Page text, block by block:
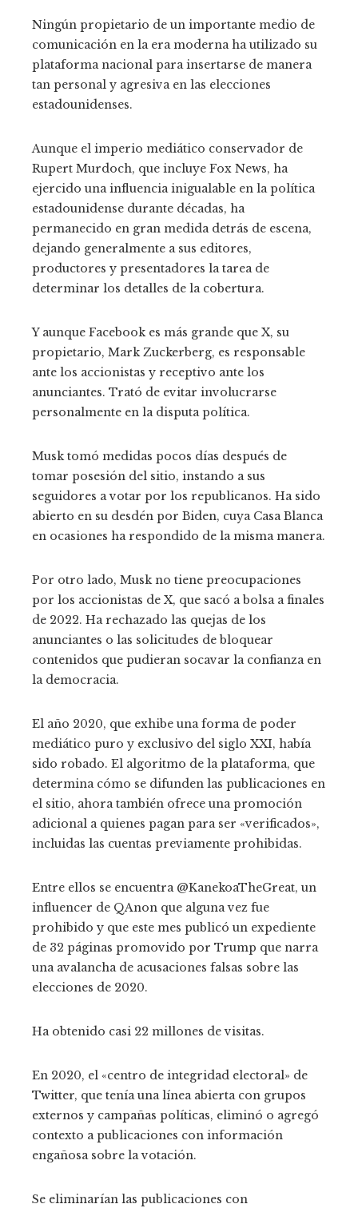
Ningún propietario de un importante medio de
comunicación en la era moderna ha utilizado su
plataforma nacional para insertarse de manera
tan personal y agresiva en las elecciones
estadounidenses.
Aunque el imperio mediático conservador de
Rupert Murdoch, que incluye Fox News, ha
ejercido una influencia inigualable en la política
estadounidense durante décadas, ha
permanecido en gran medida detrás de escena,
dejando generalmente a sus editores,
productores y presentadores la tarea de
determinar los detalles de la cobertura.
Y aunque Facebook es más grande que X, su
propietario, Mark Zuckerberg, es responsable
ante los accionistas y receptivo ante los
anunciantes. Trató de evitar involucrarse
personalmente en la disputa política.
Musk tomó medidas pocos días después de
tomar posesión del sitio, instando a sus
seguidores a votar por los republicanos. Ha sido
abierto en su desdén por Biden, cuya Casa Blanca
en ocasiones ha respondido de la misma manera.
Por otro lado, Musk no tiene preocupaciones
por los accionistas de X, que sacó a bolsa a finales
de 2022. Ha rechazado las quejas de los
anunciantes o las solicitudes de bloquear
contenidos que pudieran socavar la confianza en
la democracia.
El año 2020, que exhibe una forma de poder
mediático puro y exclusivo del siglo XXI, había
sido robado. El algoritmo de la plataforma, que
determina cómo se difunden las publicaciones en
el sitio, ahora también ofrece una promoción
adicional a quienes pagan para ser «verificados»,
incluidas las cuentas previamente prohibidas.
Entre ellos se encuentra @KanekoaTheGreat, un
influencer de QAnon que alguna vez fue
prohibido y que este mes publicó un expediente
de 32 páginas promovido por Trump que narra
una avalancha de acusaciones falsas sobre las
elecciones de 2020.
Ha obtenido casi 22 millones de visitas.
En 2020, el «centro de integridad electoral» de
Twitter, que tenía una línea abierta con grupos
externos y campañas políticas, eliminó o agregó
contexto a publicaciones con información
engañosa sobre la votación.
Se eliminarían las publicaciones con